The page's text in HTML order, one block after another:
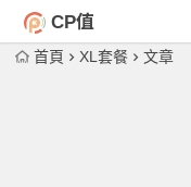
CP值
首頁 XL套餐 文章